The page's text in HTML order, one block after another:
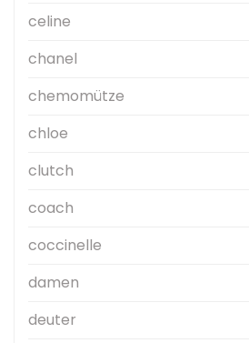
celine
chanel
chemomütze
chloe
clutch
coach
coccinelle
damen
deuter